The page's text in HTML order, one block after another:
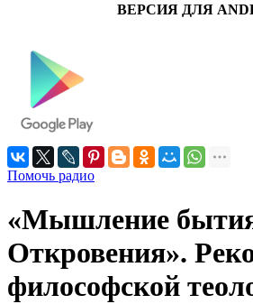
ВЕРСИЯ ДЛЯ
Помочь радио
«Мышление
Откровения».
философской